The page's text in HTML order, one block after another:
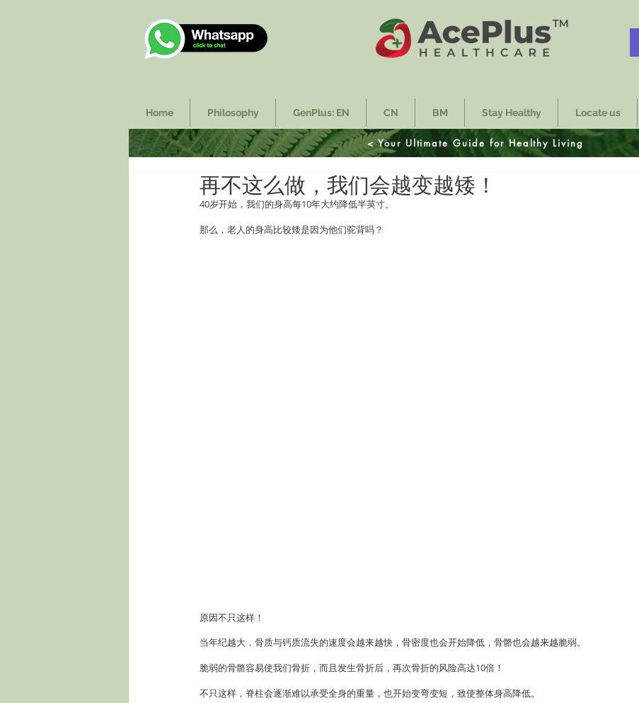
Home Philosophy GenPlus: EN CN BM Stay Healthy Locate us
< Your Ultimate Guide for Healthy Living
再不这么做，我们会越变越矮！
40岁开始，我们的身高每10年大约降低半英寸。
那么，老人的身高比较矮是因为他们驼背吗？
原因不只这样！
当年纪越大，骨质与钙质流失的速度会越来越快，骨密度也会开始降低，骨骼也会越来越脆弱。
脆弱的骨骼容易使我们骨折，而且发生骨折后，再次骨折的风险高达10倍！
不只这样，脊柱会逐渐难以承受全身的重量，也开始变弯变短，致使整体身高降低。